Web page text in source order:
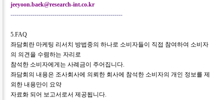
jeeyoon.baek@research-int.co.kr
--------------------------------------------------------
5.FAQ
좌담회란 마케팅 리서치 방법중의 하나로 소비자들이 직접 참여하여 소비자
의 의견을 수렴하는 자리로
참석한 소비자에게는 사례금이 주어집니다.
좌담회의 내용은 조사회사에 의뢰한 회사에 참석한 소비자의 개인 정보를 제
외한 내용만이 요약
자료화 되어 보고서로서 제공됩니다.